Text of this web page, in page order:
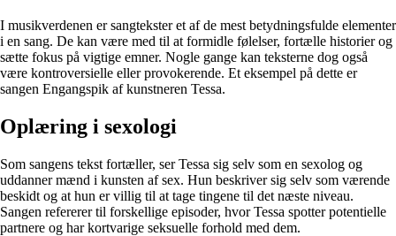
I musikverdenen er sangtekster et af de mest betydningsfulde elementer
i en sang. De kan være med til at formidle følelser, fortælle historier og
sætte fokus på vigtige emner. Nogle gange kan teksterne dog også
være kontroversielle eller provokerende. Et eksempel på dette er
sangen Engangspik af kunstneren Tessa.
Oplæring i sexologi
Som sangens tekst fortæller, ser Tessa sig selv som en sexolog og
uddanner mænd i kunsten af sex. Hun beskriver sig selv som værende
beskidt og at hun er villig til at tage tingene til det næste niveau.
Sangen refererer til forskellige episoder, hvor Tessa spotter potentielle
partnere og har kortvarige seksuelle forhold med dem.